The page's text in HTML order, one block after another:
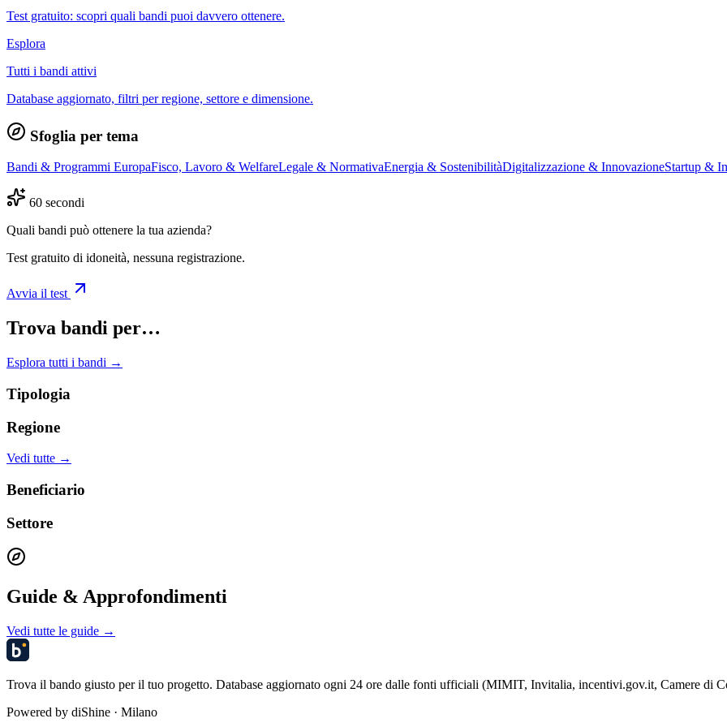
Test gratuito: scopri quali bandi puoi davvero ottenere.
Esplora
Tutti i bandi attivi
Database aggiornato, filtri per regione, settore e dimensione.
Sfoglia per tema
Bandi & Programmi EuropaFisco, Lavoro & WelfareLegale & NormativaEnergia & SostenibilitàDigitalizzazione & InnovazioneStartup &
60 secondi
Quali bandi può ottenere la tua azienda?
Test gratuito di idoneità, nessuna registrazione.
Avvia il test
Trova bandi per…
Esplora tutti i bandi →
Tipologia
Regione
Vedi tutte →
Beneficiario
Settore
Guide & Approfondimenti
Vedi tutte le guide →
Trova il bando giusto per il tuo progetto. Database aggiornato ogni 24 ore dalle fonti ufficiali (MIMIT, Invitalia, incentivi.gov.it, Camere di
Powered by diShine · Milano